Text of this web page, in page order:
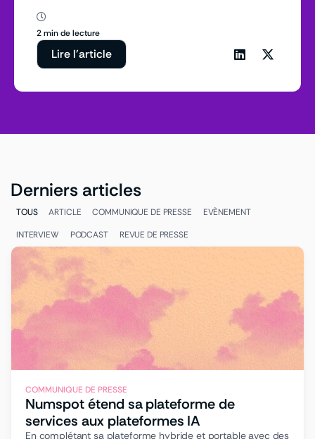
2 min de lecture
Lire l'article
Derniers articles
ARTICLE COMMUNIQUE DE PRESSE
EVÈNEMENT
INTERVIEW
PODCAST REVUE DE PRESSE
TOUS
COMMUNIQUE DE PRESSE
Numspot étend sa plateforme de
services aux plateformes IA
En complétant sa plateforme hybride et portable avec des